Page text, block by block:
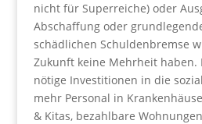
nicht für Superreiche) oder
Abschaffung oder
schädlichen Schuldenbremse
Zukunft keine Mehrheit haben.
nötige Investitionen in die
mehr Personal in
& Kitas, bezahlbare